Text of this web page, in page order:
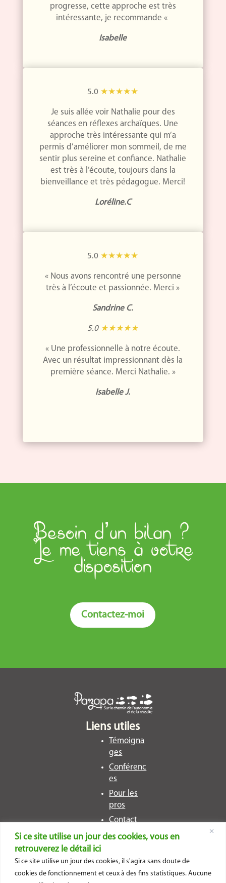
Si ce site utilise un jour des cookies, vous en
retrouverez le détail ici
Si ce site utilise un jour des cookies, il s'agira sans doute de
cookies de fonctionnement et ceux à des fins statistiques. Aucune
progresse, cette approche est très
intéressante, je recommande «
Isabelle
5.0 ★★★★★
Je suis allée voir Nathalie pour des
séances en réflexes archaïques. Une
approche très intéressante qui m’a
permis d’améliorer mon sommeil, de me
sentir plus sereine et confiance. Nathalie
est très à l’écoute, toujours dans la
bienveillance et très pédagogue. Merci!
Loréline.C
5.0 ★★★★★
« Nous avons rencontré une personne
très à l’écoute et passionnée. Merci »
Sandrine C.
5.0 ★★★★★
« Une professionnelle à notre écoute.
Avec un résultat impressionnant dès la
première séance. Merci Nathalie. »
Isabelle J.
Besoin d’un bilan ?
Je me tiens à votre
disposition
Contactez-moi
Liens utiles
Témoigna
ges
Conférenc
es
Pour les
pros
Contact
Restons en contact ?